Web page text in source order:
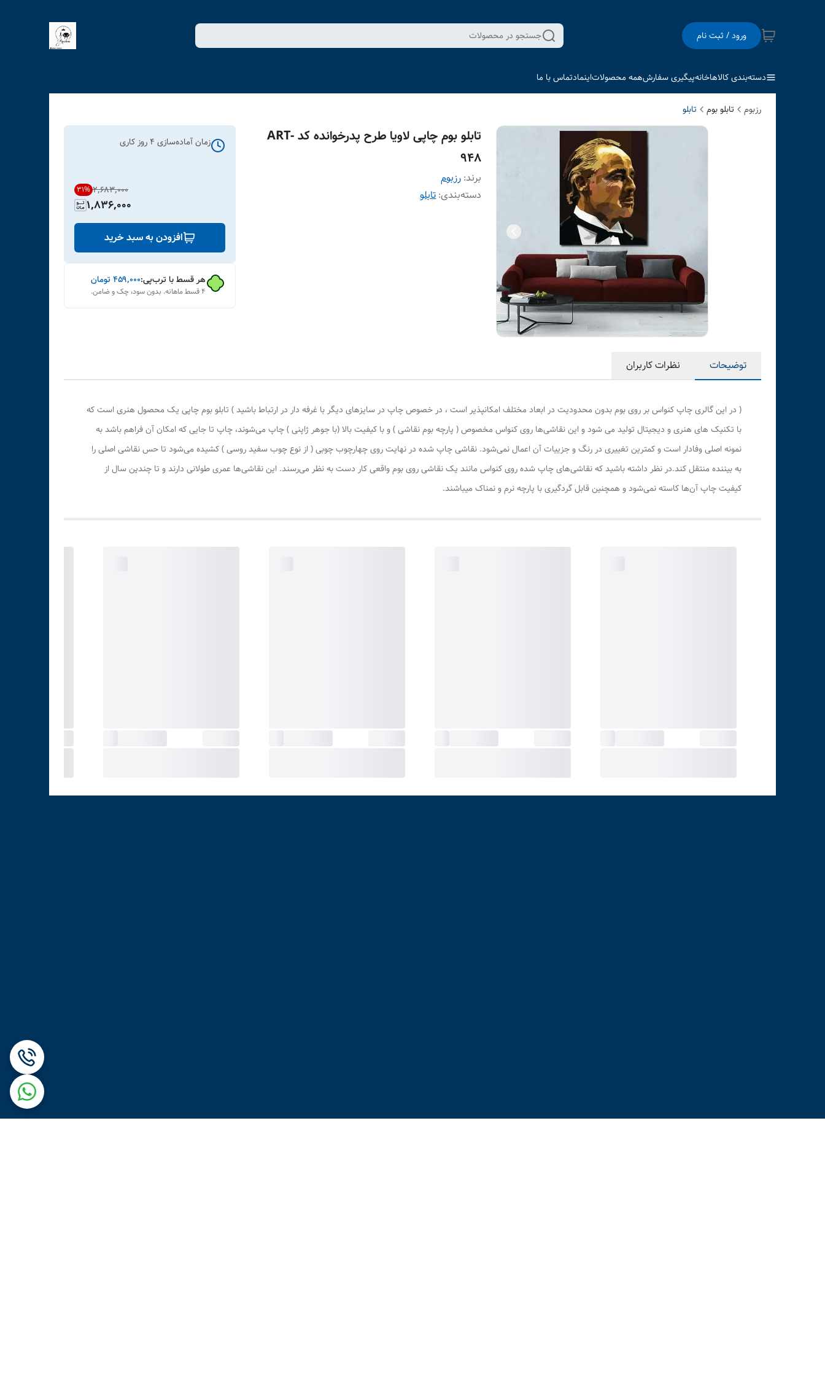
ورود / ثبت نام جستجو در محصولات
دسته‌بندی کالاهاخانهپیگیری سفارشهمه محصولاتاینمادتماس با ما
رزبوم تابلو بوم تابلو
تابلو بوم چاپی لاویا طرح پدرخوانده کد ART-
948
برند: رزبوم
دسته‌بندی:تابلو
زمان آماده‌سازی 4 روز کاری
۲٬۶۸۳٬۰۰۰ 31%
1,836,000
افزودن به سبد خرید
هر قسط با ترب‌پی:۴۵۹٬۰۰۰ تومان
۴ قسط ماهانه. بدون سود، چک و ضامن.
توضیحات نظرات کاربران
( در این گالری چاپ کنواس بر روی بوم بدون محدودیت در ابعاد مختلف امکانپذیر است ، در خصوص چاپ در سایزهای دیگر با غرفه دار در ارتباط باشید ) تابلو بوم چاپی یک محصول هنری است که
با تکنیک های هنری و دیجیتال تولید می شود و این نقاشی‌ها روی کنواس مخصوص ( پارچه بوم نقاشی ) و با کیفیت بالا (با جوهر ژاپنی ) چاپ می‌شوند، چاپ تا جایی که امکان آن فراهم باشد به
نمونه اصلی وفادار است و کمترین تغییری در رنگ و جزییات آن اعمال نمی‌شود. نقاشی چاپ شده در نهایت روی چهارچوب چوبی ( از نوع چوب سفید روسی ) کشیده می‌شود تا حس نقاشی اصلی را
به بیننده منتقل کند.در نظر داشته باشید که نقاشی‌های چاپ شده روی کنواس مانند یک نقاشی روی بوم واقعی کار دست به نظر می‌رسند. این نقاشی‌ها عمری طولانی دارند و تا چندین سال از
کیفیت چاپ آن‌ها کاسته نمی‌شود و همچنین قابل گردگیری با پارچه نرم و نمناک میباشند.